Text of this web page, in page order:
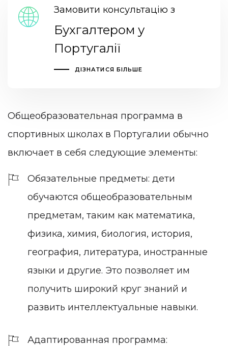
Замовити консультацію з
Бухгалтером у
Португалії
ДІЗНАТИСЯ БІЛЬШЕ
Общеобразовательная программа в
спортивных школах в Португалии обычно
включает в себя следующие элементы:
Обязательные предметы: дети
обучаются общеобразовательным
предметам, таким как математика,
физика, химия, биология, история,
география, литература, иностранные
языки и другие. Это позволяет им
получить широкий круг знаний и
развить интеллектуальные навыки.
Адаптированная программа: